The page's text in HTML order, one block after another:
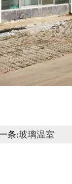
条:玻璃温室